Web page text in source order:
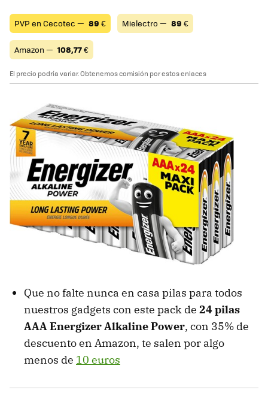
PVP en Cecotec — 89 € Mielectro — 89 €
Amazon — 108,77€
El precio podría variar. Obtenemos comisión por estos enlaces
Que no falte nunca en casa pilas para todos
nuestros gadgets con este pack de 24 pilas
AAA Energizer Alkaline Power, con 35% de
descuento en Amazon, te salen por algo
menos de 10 euros